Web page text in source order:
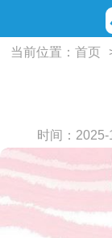
当前位置：首页
时间：